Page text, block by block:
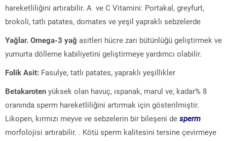
hareketliliğini artırabilir. A ve C Vitamini: Portakal, greyfurt,
brokoli, tatlı patates, domates ve yeşil yapraklı sebzelerde
Yağlar. Omega-3 yağ asitleri hücre zarı bütünlüğü geliştirmek ve
yumurta dölleme kabiliyetini geliştirmeye yardımcı olabilir.
Folik Asit: Fasulye, tatlı patates, yapraklı yeşillikler
Betakaroten yüksek olan havuç, ıspanak, marul ve, kadar% 8
oranında sperm hareketliliğini artırmak için gösterilmiştir.
Likopen, kırmızı meyve ve sebzelerin bir bileşeni de sperm
morfolojisi artırabilir. . Kötü sperm kalitesini tersine çevirmeye